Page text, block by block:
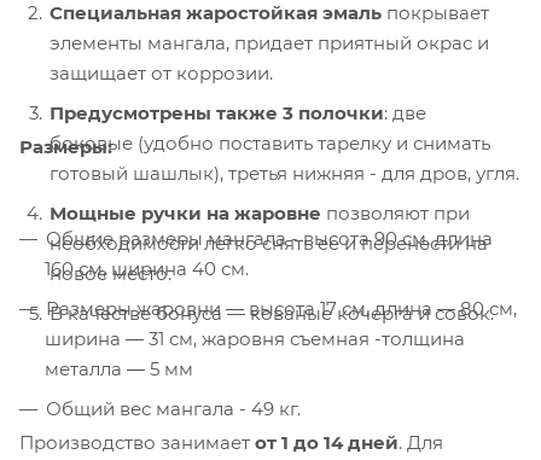
Специальная жаростойкая эмаль покрывает
элементы мангала, придает приятный окрас и
защищает от коррозии.
Предусмотрены также 3 полочки: две
боковые (удобно поставить тарелку и снимать
готовый шашлык), третья нижняя - для дров, угля.
Мощные ручки на жаровне позволяют при
необходимости легко снять ее и перенести на
новое место.
В качестве бонуса — кованые кочерга и совок.
Размеры:
Общие размеры мангала - высота 90 см, длина
160 см, ширина 40 см.
Размеры жаровни ― высота 17 см, длина ― 80 см,
ширина ― 31 см, жаровня съемная -толщина
металла ― 5 мм
Общий вес мангала - 49 кг.
Производство занимает от 1 до 14 дней. Для